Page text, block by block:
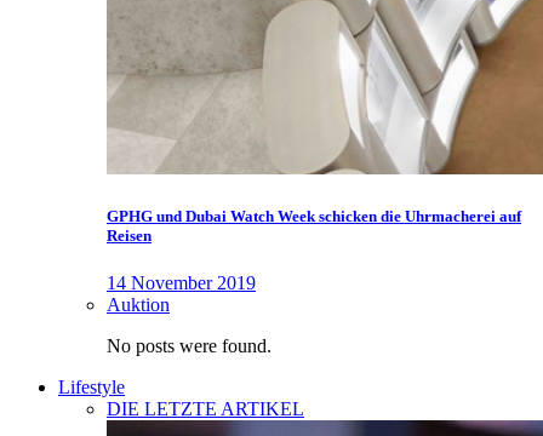
GPHG und Dubai Watch Week schicken die Uhrmacherei auf
Reisen
14 November 2019
Auktion
No posts were found.
Lifestyle
DIE LETZTE ARTIKEL